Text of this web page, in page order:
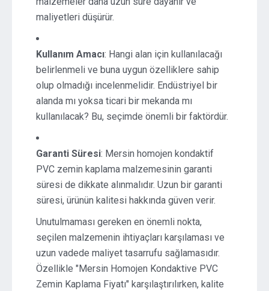
maliyetleri düşürür.
Kullanım Amacı: Hangi alan için kullanılacağı
belirlenmeli ve buna uygun özelliklere sahip
olup olmadığı incelenmelidir. Endüstriyel bir
alanda mı yoksa ticari bir mekanda mı
kullanılacak? Bu, seçimde önemli bir faktördür.
Garanti Süresi: Mersin homojen kondaktif
PVC zemin kaplama malzemesinin garanti
süresi de dikkate alınmalıdır. Uzun bir garanti
süresi, ürünün kalitesi hakkında güven verir.
Unutulmaması gereken en önemli nokta,
seçilen malzemenin ihtiyaçları karşılaması ve
uzun vadede maliyet tasarrufu sağlamasıdır.
Özellikle "Mersin Homojen Kondaktive PVC
Zemin Kaplama Fiyatı" karşılaştırılırken, kalite